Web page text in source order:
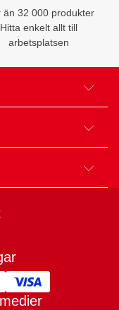
än 32 000 produkter
Hitta enkelt allt till
arbetsplatsen
E-handel